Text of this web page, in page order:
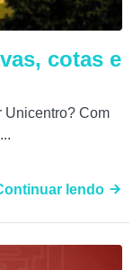
cotas e
Unicentro? Com
lendo